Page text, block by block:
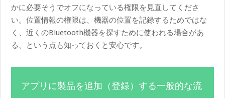
かに必要そうでオフになっている権限を見直してくださ
い。位置情報の権限は、機器の位置を記録するためではな
く、近くのBluetooth機器を探すために使われる場合があ
る、という点も知っておくと安心です。
アプリに製品を追加（登録）する一般的な流